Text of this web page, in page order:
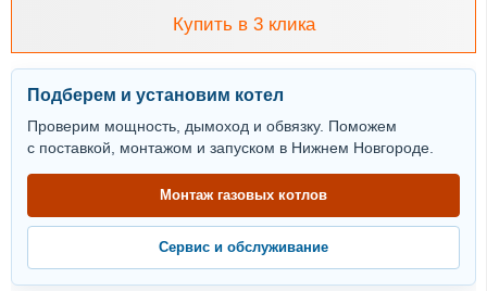
Купить в 3 клика
Подберем и установим котел
Проверим мощность, дымоход и обвязку. Поможем
с поставкой, монтажом и запуском в Нижнем Новгороде.
Монтаж газовых котлов
Сервис и обслуживание